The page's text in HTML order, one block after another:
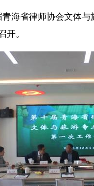
青海省律师协会文体
开。